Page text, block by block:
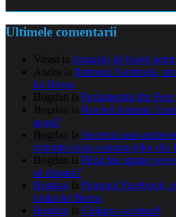
Ultimele comentarii
Vasea la Angajari de baieti
Andra la Patronul Facebook,
lui Bezos
Bogdan la Parlamentul din
Bogdan la Parchet laminat:
acasă?
Bogdan la Secretul unui
schimbă piața construcțiilor din
Bogdan la Părul tău spune
să dispară?
Bogdan la Patronul Facebook,
iubita lui Bezos
Bogdan la Ciolacu s-a tatuat!